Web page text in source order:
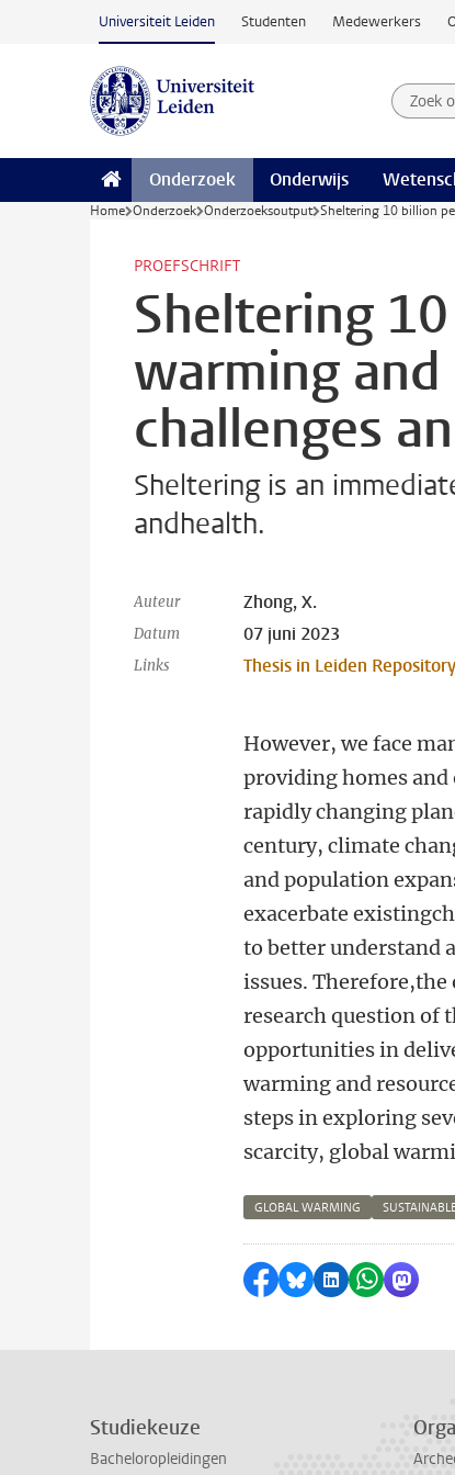
Ga naar hoofdinhoud
Universiteit Leiden Studenten Medewerkers
Zoek
Onderzoek Onderwijs
Home Onderzoek Onderzoeksoutput Sheltering 10 billion
PROEFSCHRIFT
Sheltering
warming
challenges
Sheltering is an
andhealth.
Auteur Zhong, X.
Datum 07 juni 2023
Links Thesis in Leiden Repository
However, we face
providing homes
rapidly changing
century, climate
and population
exacerbate
to better understand
issues.
research question of
opportunities in
warming and
steps in exploring
scarcity, global
GLOBAL WARMING
Delen op Facebook
Delen via Bluesky
Delen opDelen via
Delen
Studiekeuze
Bacheloropleidingen